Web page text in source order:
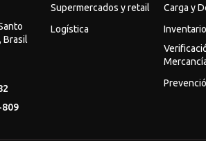
Brasil
Supermercados y retail
Logística
Carga y
Inventario